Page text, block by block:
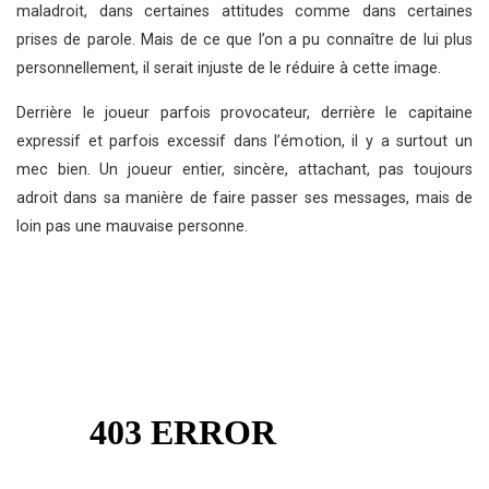
maladroit, dans certaines attitudes comme dans certaines
prises de parole. Mais de ce que l’on a pu connaître de lui plus
personnellement, il serait injuste de le réduire à cette image.
Derrière le joueur parfois provocateur, derrière le capitaine
expressif et parfois excessif dans l’émotion, il y a surtout un
mec bien. Un joueur entier, sincère, attachant, pas toujours
adroit dans sa manière de faire passer ses messages, mais de
loin pas une mauvaise personne.